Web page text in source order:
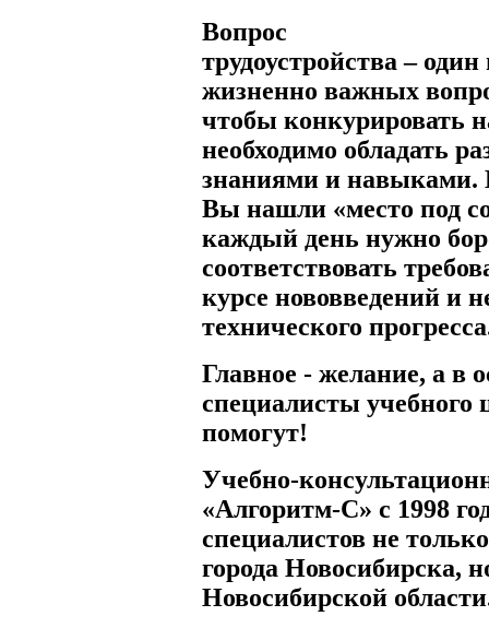
Вопрос
трудоустройства –
жизненно важных
чтобы конкурировать
необходимо обладать
знаниями и навыками.
Вы нашли «место под
каждый день нужно
соответствовать
курсе нововведений и
технического
Главное - желание, а в
специалисты учебного
помогут!
Учебно-
«Алгоритм-С» с 1998
специалистов не
города Новосибирска,
Новосибирской